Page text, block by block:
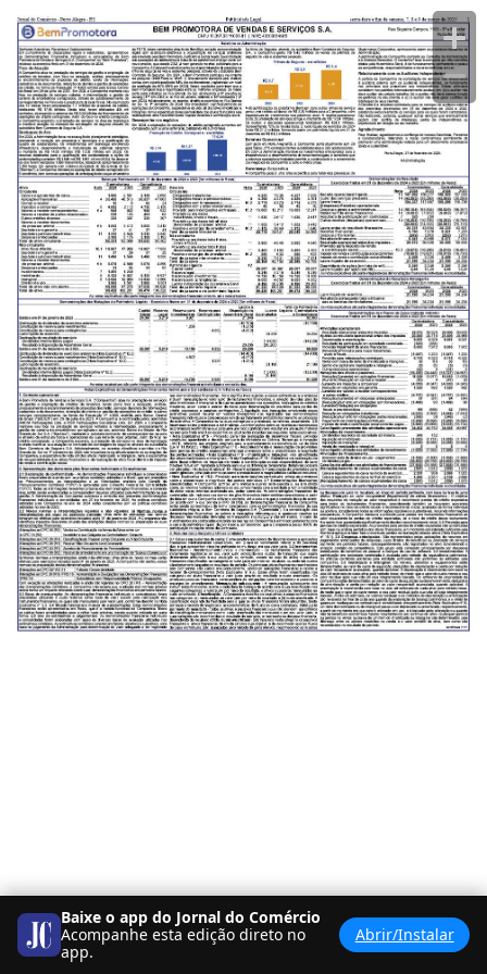
Baixe o app do Jornal do Comércio
Acompanhe esta edição direto no
app.
Abrir/Instalar